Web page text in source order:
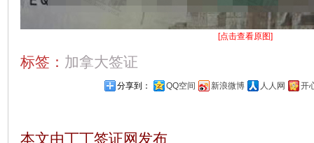
[点击查看原图]
标签： 加拿大签证
分享到： QQ空间 新浪微博 人人网 开
本文由丁丁签证网发布